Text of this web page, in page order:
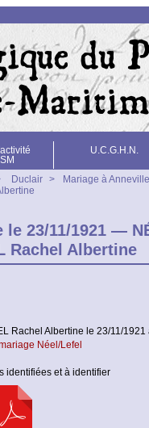
U.C.G.H.N.
Duclair >
Mariage à
23/11/1921 —
Rachel Albertine
Rachel Albertine le 23/11/
identifiées et à identifier